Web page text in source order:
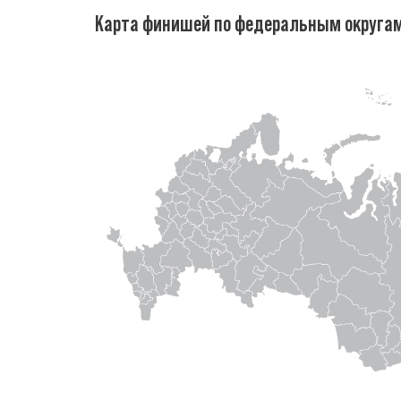
Карта финишей по федеральным